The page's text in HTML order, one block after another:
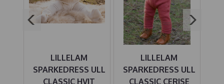
LILLELAM
SPARKEDRESS ULL
CLASSIC HVIT
LILLELAM
SPARKEDRESS ULL
CLASSIC CERISE